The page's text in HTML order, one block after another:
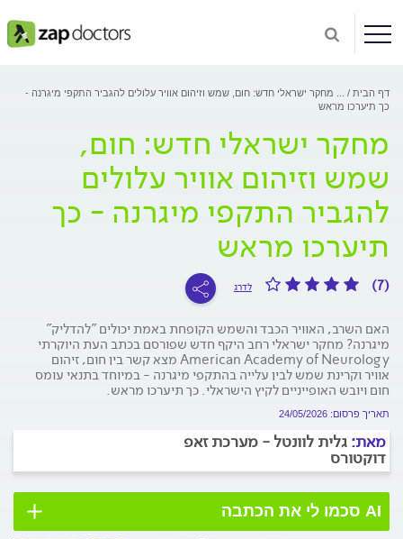
דף הבית
מחקר ישראלי חדש: חום, שמש וזיהום אוויר עלולים להגביר התקפי מיגרנה -
כך תיערכו מראש
מחקר ישראלי חדש: חום,
שמש וזיהום אוויר עלולים
להגביר התקפי מיגרנה - כך
תיערכו מראש
(7) לדרג
האם השרב, האוויר הכבד והשמש הקופחת באמת יכולים "להדליק"
מיגרנה? מחקר ישראלי רחב היקף חדש שפורסם בכתב העת היוקרתי
American Academy of Neurology מצא קשר בין חום, זיהום
אוויר וקרינת שמש לבין עלייה בהתקפי מיגרנה - במיוחד בתנאי עומס
חום ויובש האופייניים לקיץ הישראלי. כך תיערכו מראש.
תאריך פרסום: 24/05/2026
מאת: גלית לוונטל - מערכת זאפ
דוקטורס
AI סכמו לי את הכתבה